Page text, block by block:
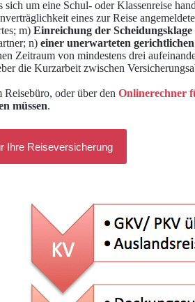
sich um eine Schul- oder Klassenreise
eines zur Reise
m) Einreichung der Scheidungsklage
n) einer unerwarteten
Zeitraum von mindestens drei
die Kurzarbeit zwischen
oder über den Onlinerechner
müssen.
Ihre Reiseversicherung